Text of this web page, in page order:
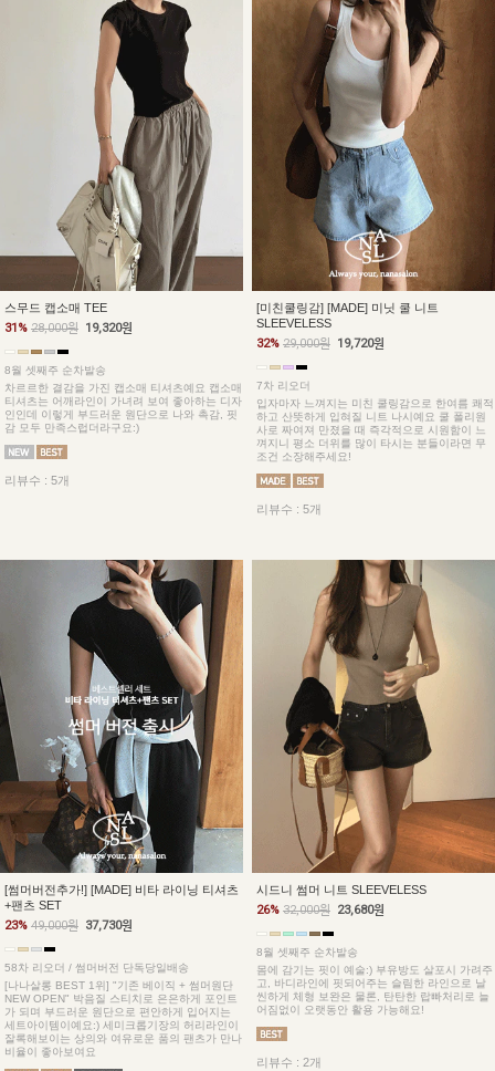
스무드 캡소매 TEE
31% 28,000원 19,320원
8월 셋째주 순차발송
차르르한 결감을 가진 캡소매 티셔츠예요 캡소매
티셔츠는 어깨라인이 가녀려 보여 좋아하는 디자
인인데 이렇게 부드러운 원단으로 나와 촉감, 핏
감 모두 만족스럽더라구요:)
리뷰수 : 5개
[미친쿨링감] [MADE] 미닛 쿨 니트
SLEEVELESS
32% 29,000원 19,720원
7차 리오더
입자마자 느껴지는 미친 쿨링감으로 한여름 쾌적
하고 산뜻하게 입혀질 니트 나시예요 쿨 폴리원
사로 짜여져 만졌을 때 즉각적으로 시원함이 느
껴지니 평소 더위를 많이 타시는 분들이라면 무
조건 소장해주세요!
리뷰수 : 5개
[썸머버전추가!] [MADE] 비타 라이닝 티셔츠
+팬츠 SET
23% 49,000원 37,730원
58차 리오더 / 썸머버전 단독당일배송
[나나살롱 BEST 1위] "기존 베이직 + 썸머원단
NEW OPEN" 박음질 스티치로 은은하게 포인트
가 되며 부드러운 원단으로 편안하게 입어지는
세트아이템이예요:) 세미크롭기장의 허리라인이
잘록해보이는 상의와 여유로운 품의 팬츠가 만나
비율이 좋아보여요
시드니 썸머 니트 SLEEVELESS
26% 32,000원 23,680원
8월 셋째주 순차발송
몸에 감기는 핏이 예술:) 부유방도 살포시 가려주
고, 바디라인에 핏되어주는 슬림한 라인으로 날
씬하게 체형 보완은 물론, 탄탄한 랍빠처리로 늘
어짐없이 오랫동안 활용 가능해요!
리뷰수 : 2개